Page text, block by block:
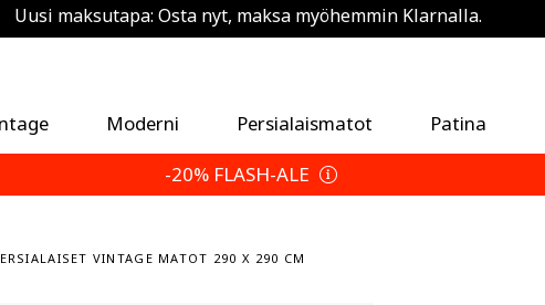
Säästä 5 % ylimääräistä — Valitse palautusehtosi
Uusi maksutapa: Osta nyt, maksa myöhemmin Klarnalla.
Moderni Persialaismatot Patina
-20% FLASH-ALE
VINTAGE MATOT 290 X 290 CM